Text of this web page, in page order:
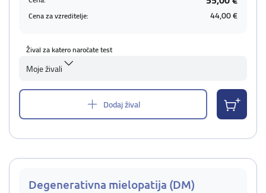
Cena za vzreditelje: 44,00 €
Žival za katero naročate test
Moje živali
Dodaj žival
Degenerativna mielopatija (DM)